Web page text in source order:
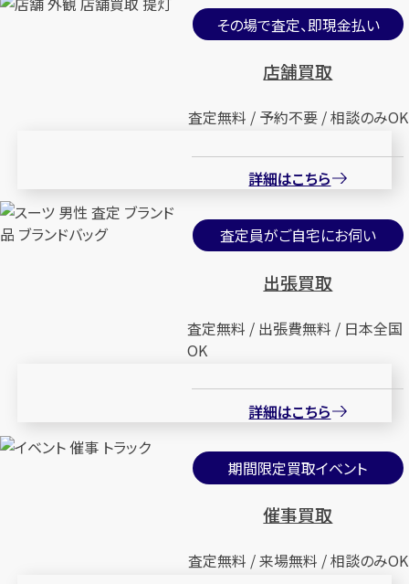
その場で査定、即現金払い
店舗買取
査定無料 / 予約不要 / 相談のみOK
詳細はこちら
査定員がご自宅にお伺い
出張買取
査定無料 / 出張費無料 / 日本全国
OK
詳細はこちら
期間限定買取イベント
催事買取
査定無料 / 来場無料 / 相談のみOK